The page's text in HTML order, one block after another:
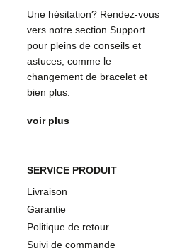
Une hésitation? Rendez-vous
vers notre section Support
pour pleins de conseils et
astuces, comme le
changement de bracelet et
bien plus.
voir plus
SERVICE PRODUIT
Livraison
Garantie
Politique de retour
Suivi de commande